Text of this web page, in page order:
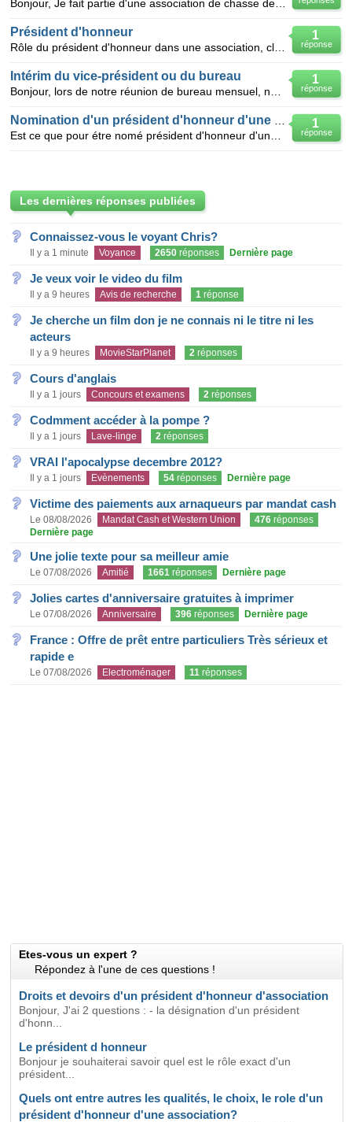
1
réponse
Président d'honneur
1
réponse
Intérim du vice-président ou du bureau
1
réponse
Les dernières réponses publiées
Connaissez-vous le voyant Chris?
Il y a 1 minute Voyance 2650 réponses Dernière page
Je veux voir le video du film
Il y a 9 heures Avis de recherche 1 réponse
Je cherche un film don je ne connais ni le titre ni les
acteurs
Il y a 9 heures MovieStarPlanet 2 réponses
Cours d'anglais
Il y a 1 jours Concours et examens 2 réponses
Codmment accéder à la pompe ?
Il y a 1 jours Lave-linge 2 réponses
VRAI l'apocalypse decembre 2012?
Il y a 1 jours Evènements 54 réponses Dernière page
Victime des paiements aux arnaqueurs par mandat cash
Le 08/08/2026 Mandat Cash et Western Union 476 réponses
Dernière page
Une jolie texte pour sa meilleur amie
Le 07/08/2026 Amitié 1661 réponses Dernière page
Jolies cartes d'anniversaire gratuites à imprimer
Le 07/08/2026 Anniversaire 396 réponses Dernière page
France : Offre de prêt entre particuliers Très sérieux et
rapide e
Le 07/08/2026 Electroménager 11 réponses
Etes-vous un expert ?
Répondez à l'une de ces questions !
Droits et devoirs d'un président d'honneur d'association
Bonjour, J'ai 2 questions : - la désignation d'un président
d'honn...
Le président d honneur
Bonjour je souhaiterai savoir quel est le rôle exact d'un
président...
Quels ont entre autres les qualités, le choix, le role d'un
président d'honneur d'une association?